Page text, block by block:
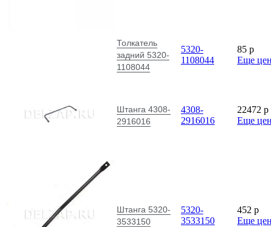
Толкатель
задний 5320-
1108044
5320-
1108044
85 p
Еще
Штанга 4308-
2916016
4308-
2916016
22472 p
Еще
Штанга 5320-
3533150
5320-
3533150
452 p
Еще